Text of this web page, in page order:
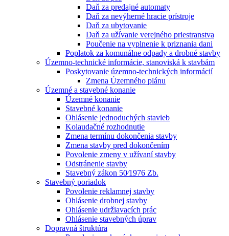
Daň za predajné automaty
Daň za nevýherné hracie prístroje
Daň za ubytovanie
Daň za užívanie verejného priestranstva
Poučenie na vyplnenie k priznania dani
Poplatok za komunálne odpady a drobné stavby
Územno-technické informácie, stanoviská k stavbám
Poskytovanie územno-technických informácií
Zmena Územného plánu
Územné a stavebné konanie
Územné konanie
Stavebné konanie
Ohlásenie jednoduchých stavieb
Kolaudačné rozhodnutie
Zmena termínu dokončenia stavby
Zmena stavby pred dokončením
Povolenie zmeny v užívaní stavby
Odstránenie stavby
Stavebný zákon 50⁄1976 Zb.
Stavebný poriadok
Povolenie reklamnej stavby
Ohlásenie drobnej stavby
Ohlásenie udržiavacích prác
Ohlásenie stavebných úprav
Dopravná štruktúra